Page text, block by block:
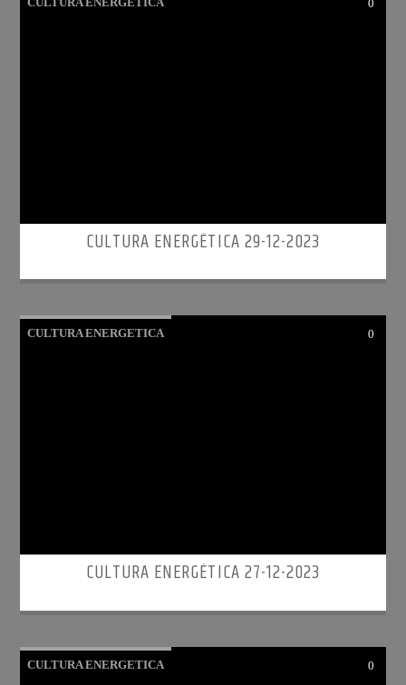
0
CULTURA ENERGÉTICA 29-12-2023
CULTURA ENERGETICA 0
CULTURA ENERGÉTICA 27-12-2023
CULTURA ENERGETICA 0